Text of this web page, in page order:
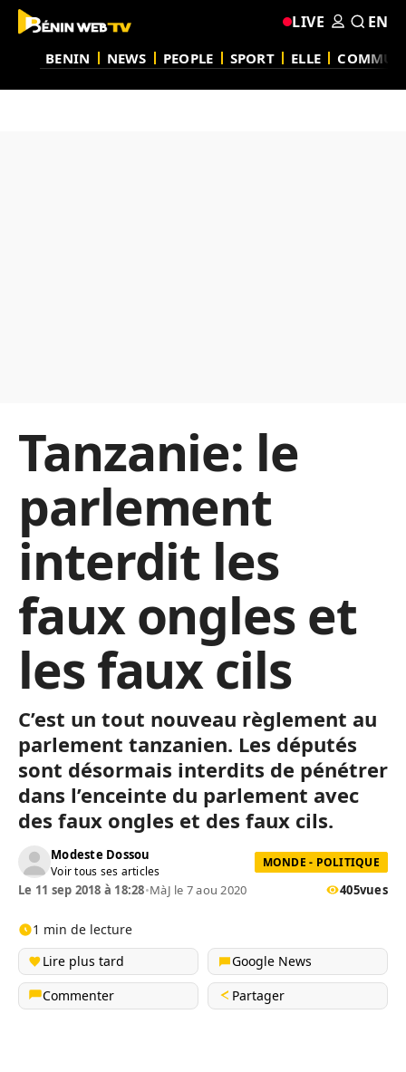
BENIN NEWS PEOPLE SPORT ELLE
LIVE EN
Tanzanie: le
parlement
interdit les
faux ongles et
les faux cils
C’est un tout nouveau règlement au
parlement tanzanien. Les députés
sont désormais interdits de pénétrer
dans l’enceinte du parlement avec
des faux ongles et des faux cils.
Modeste Dossou
Voir tous ses articles
MONDE - POLITIQUE
Le 11 sep 2018 à 18:28•MàJ le 7 aou 2020 405vues
1 min de lecture
Lire plus tard
Google News
Commenter
Partager